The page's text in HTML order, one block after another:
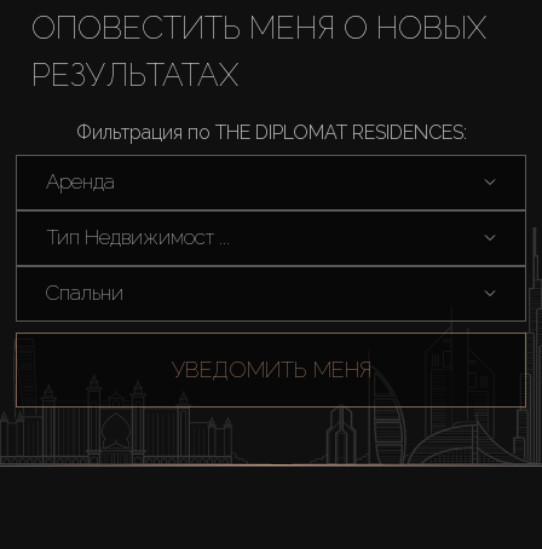
Купить
Аренда
Продажа
Новостройки
Каталоги
ОПОВЕСТИТЬ МЕНЯ О НОВЫХ
РЕЗУЛЬТАТАХ
Фильтрация по THE DIPLOMAT RESIDENCES:
Аренда
Тип Недвижимост ...
Спальни
УВЕДОМИТЬ МЕНЯ